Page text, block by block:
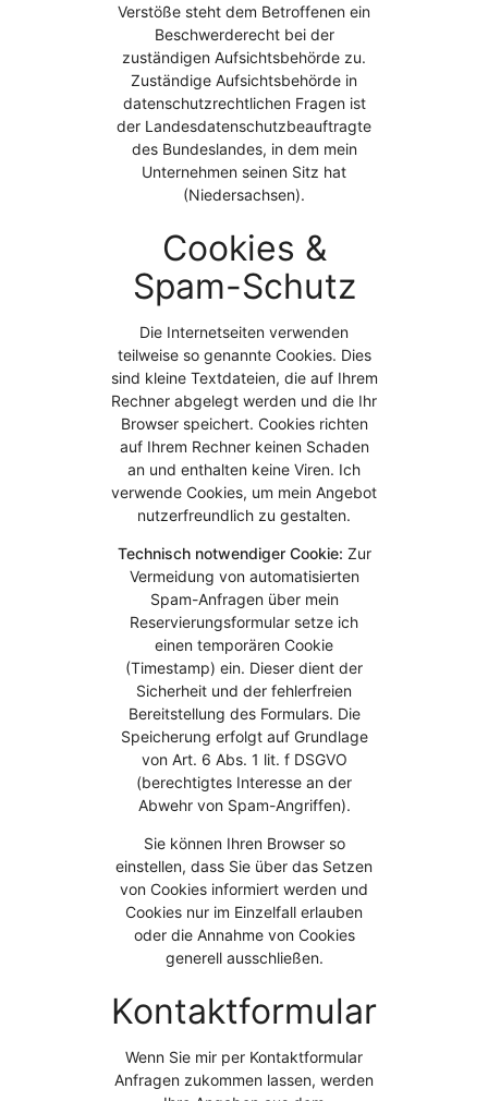
Verstöße steht dem Betroffenen ein
Beschwerderecht bei der
zuständigen Aufsichtsbehörde zu.
Zuständige Aufsichtsbehörde in
datenschutzrechtlichen Fragen ist
der Landesdatenschutzbeauftragte
des Bundeslandes, in dem mein
Unternehmen seinen Sitz hat
(Niedersachsen).
Cookies &
Spam-Schutz
Die Internetseiten verwenden
teilweise so genannte Cookies. Dies
sind kleine Textdateien, die auf Ihrem
Rechner abgelegt werden und die Ihr
Browser speichert. Cookies richten
auf Ihrem Rechner keinen Schaden
an und enthalten keine Viren. Ich
verwende Cookies, um mein Angebot
nutzerfreundlich zu gestalten.
Technisch notwendiger Cookie: Zur
Vermeidung von automatisierten
Spam-Anfragen über mein
Reservierungsformular setze ich
einen temporären Cookie
(Timestamp) ein. Dieser dient der
Sicherheit und der fehlerfreien
Bereitstellung des Formulars. Die
Speicherung erfolgt auf Grundlage
von Art. 6 Abs. 1 lit. f DSGVO
(berechtigtes Interesse an der
Abwehr von Spam-Angriffen).
Sie können Ihren Browser so
einstellen, dass Sie über das Setzen
von Cookies informiert werden und
Cookies nur im Einzelfall erlauben
oder die Annahme von Cookies
generell ausschließen.
Kontaktformular
Wenn Sie mir per Kontaktformular
Anfragen zukommen lassen, werden